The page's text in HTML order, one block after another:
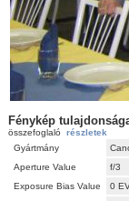
Fénykép
összefoglaló részletek
Gyártmány
Aperture Value
f/3
Exposure Bias Value
0